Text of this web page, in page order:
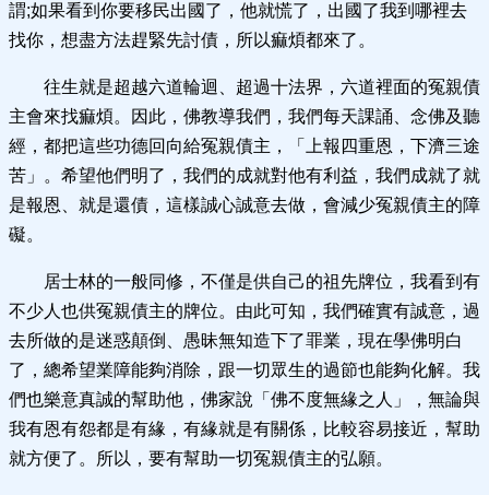
謂;如果看到你要移民出國了，他就慌了，出國了我到哪裡去
找你，想盡方法趕緊先討債，所以痲煩都來了。
往生就是超越六道輪迴、超過十法界，六道裡面的冤親債
主會來找痲煩。因此，佛教導我們，我們每天課誦、念佛及聽
經，都把這些功德回向給冤親債主，「上報四重恩，下濟三途
苦」。希望他們明了，我們的成就對他有利益，我們成就了就
是報恩、就是還債，這樣誠心誠意去做，會減少冤親債主的障
礙。
居士林的一般同修，不僅是供自己的祖先牌位，我看到有
不少人也供冤親債主的牌位。由此可知，我們確實有誠意，過
去所做的是迷惑顛倒、愚昧無知造下了罪業，現在學佛明白
了，總希望業障能夠消除，跟一切眾生的過節也能夠化解。我
們也樂意真誠的幫助他，佛家說「佛不度無緣之人」，無論與
我有恩有怨都是有緣，有緣就是有關係，比較容易接近，幫助
就方便了。所以，要有幫助一切冤親債主的弘願。